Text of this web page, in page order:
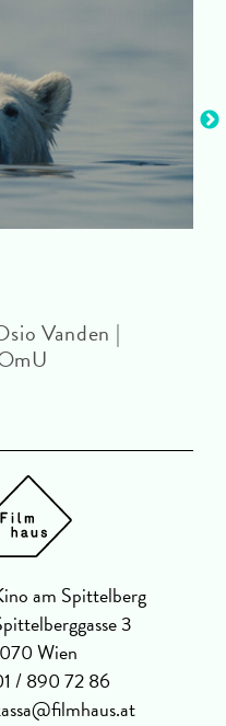
Vanden |
am Spittelberg
3
Wien
/ 890 72 86